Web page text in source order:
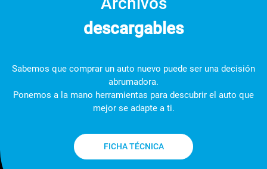
descargables
Sabemos que comprar un auto nuevo puede ser una decisión
abrumadora.
Ponemos a la mano herramientas para descubrir el auto que
mejor se adapte a ti.
FICHA TÉCNICA